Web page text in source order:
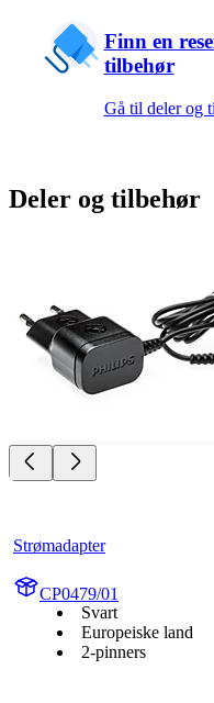
Finn en
tilbehør
Gå til deler og
Deler og tilbehør
Strømadapter
CP0479/01
Svart
Europeiske land
2-pinners